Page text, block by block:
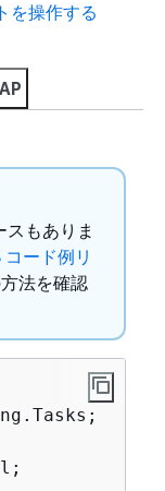
を操作する
もありま
コード例リ
法を確認